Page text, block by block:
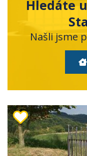
Hledáte
Našli jsme